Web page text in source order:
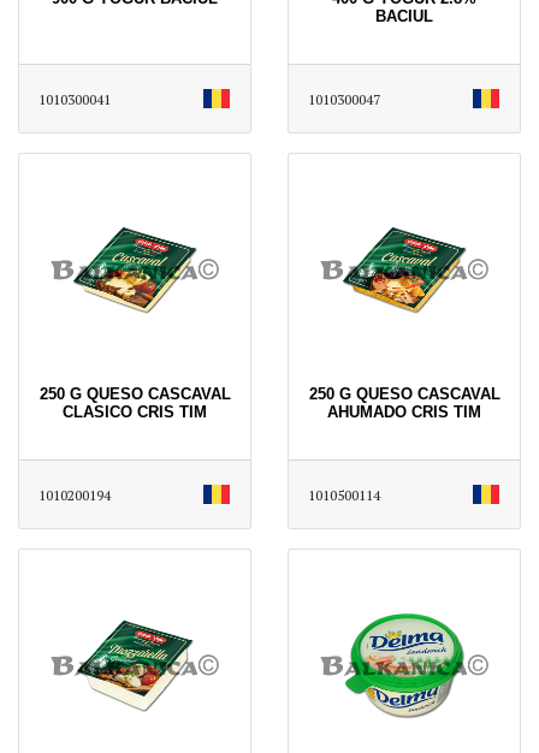
1010300041
BACIUL
1010300047
250 G QUESO CASCAVAL
CLASICO CRIS TIM
1010200194
250 G QUESO CASCAVAL
AHUMADO CRIS TIM
1010500114